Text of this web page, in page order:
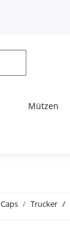
Mützen
Caps Trucker